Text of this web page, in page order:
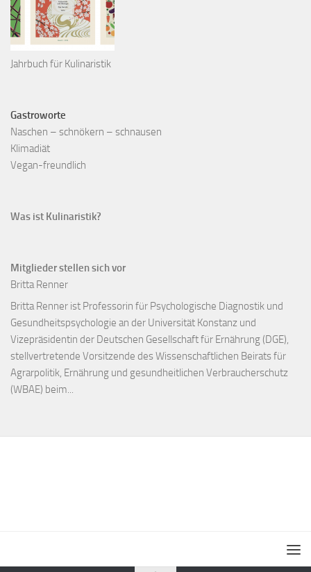
Jahrbuch für Kulinaristik
Gastroworte
Naschen – schnökern – schnausen
Klimadiät
Vegan-freundlich
Was ist Kulinaristik?
Mitglieder stellen sich vor
Britta Renner
Britta Renner ist Professorin für Psychologische Diagnostik und
Gesundheitspsychologie an der Universität Konstanz und
Vizepräsidentin der Deutschen Gesellschaft für Ernährung (DGE),
stellvertretende Vorsitzende des Wissenschaftlichen Beirats für
Agrarpolitik, Ernährung und gesundheitlichen Verbraucherschutz
(WBAE) beim...